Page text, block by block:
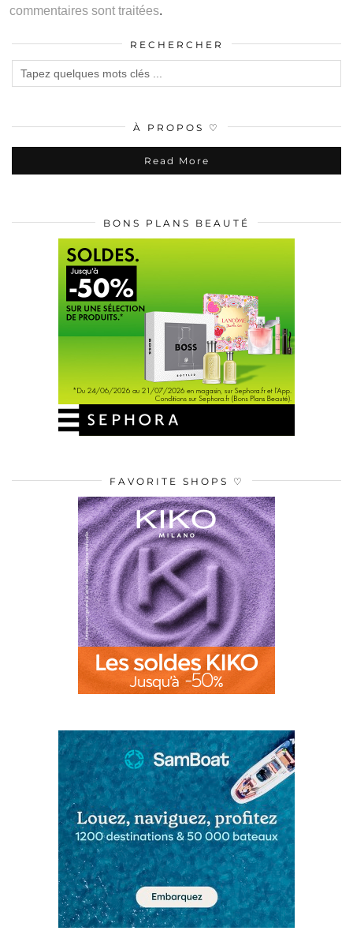
commentaires sont traitées.
RECHERCHER
À PROPOS ♡
Read More
BONS PLANS BEAUTÉ
FAVORITE SHOPS ♡